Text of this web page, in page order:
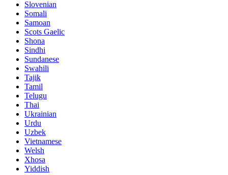
Slovenian
Somali
Samoan
Scots Gaelic
Shona
Sindhi
Sundanese
Swahili
Tajik
Tamil
Telugu
Thai
Ukrainian
Urdu
Uzbek
Vietnamese
Welsh
Xhosa
Yiddish